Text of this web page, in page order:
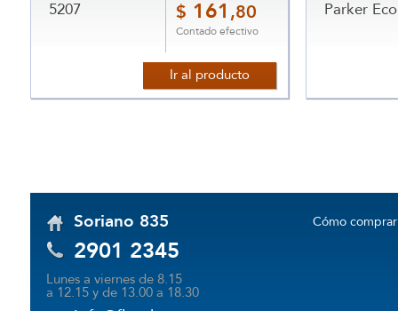
5207
$ 161 ,80
Contado efectivo
Ir al producto
Parker
Cómo comprar
Soriano 835
2901 2345
Lunes a viernes de 8.15
a 12.15 y de 13.00 a 18.30